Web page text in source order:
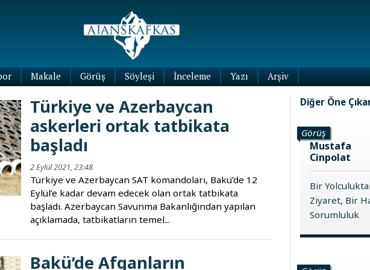
Makale Görüş Söyleşi İnceleme
Yazı
Arşiv
Türkiye ve Azerbaycan
askerleri ortak tatbikata
başladı
2 Eylül 2021, 23:48
Türkiye ve Azerbaycan SAT komandoları, Bakü’de 12
Eylül’e kadar devam edecek olan ortak tatbikata
başladı. Azerbaycan Savunma Bakanlığından yapılan
açıklamada, tatbikatların temel...
Bakü’de Afganların
Diğer Öne
Görüş
Mustafa
Cinpolat
Bir
Ziyaret, Bir
Sorumluluk